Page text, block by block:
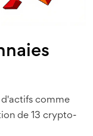
d'actifs comme
de 13 crypto-